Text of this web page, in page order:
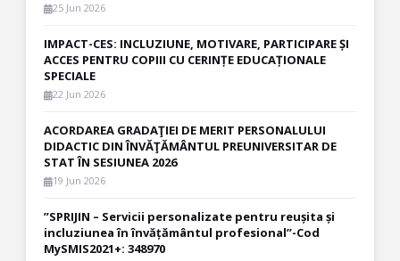
25 Jun 2026
IMPACT-CES: INCLUZIUNE, MOTIVARE, PARTICIPARE ȘI
ACCES PENTRU COPIII CU CERINȚE EDUCAȚIONALE
SPECIALE
22 Jun 2026
ACORDAREA GRADAŢIEI DE MERIT PERSONALULUI
DIDACTIC DIN ÎNVĂŢĂMÂNTUL PREUNIVERSITAR DE
STAT ÎN SESIUNEA 2026
19 Jun 2026
”SPRIJIN – Servicii personalizate pentru reușita și
incluziunea în învățământul profesional”-Cod
MySMIS2021+: 348970